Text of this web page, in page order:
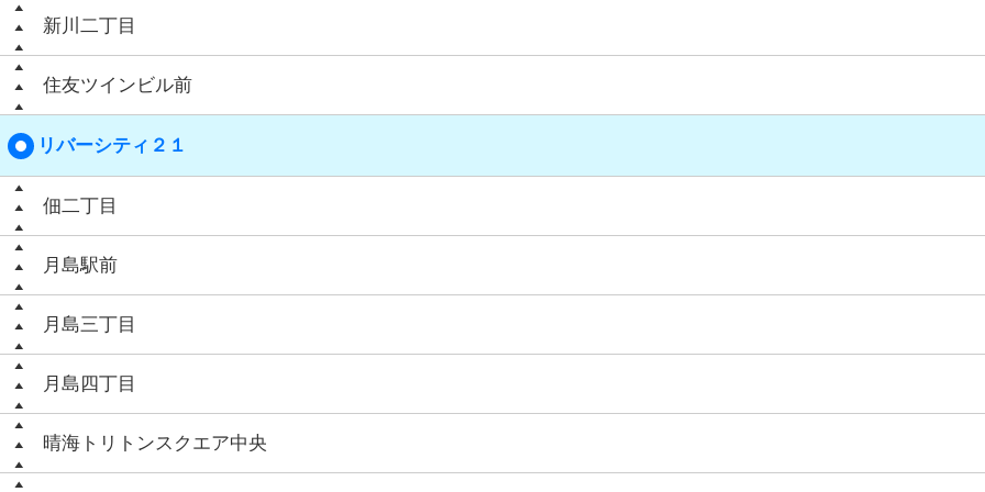
新川二丁目
住友ツインビル前
リバーシティ２１
佃二丁目
月島駅前
月島三丁目
月島四丁目
晴海トリトンスクエア中央